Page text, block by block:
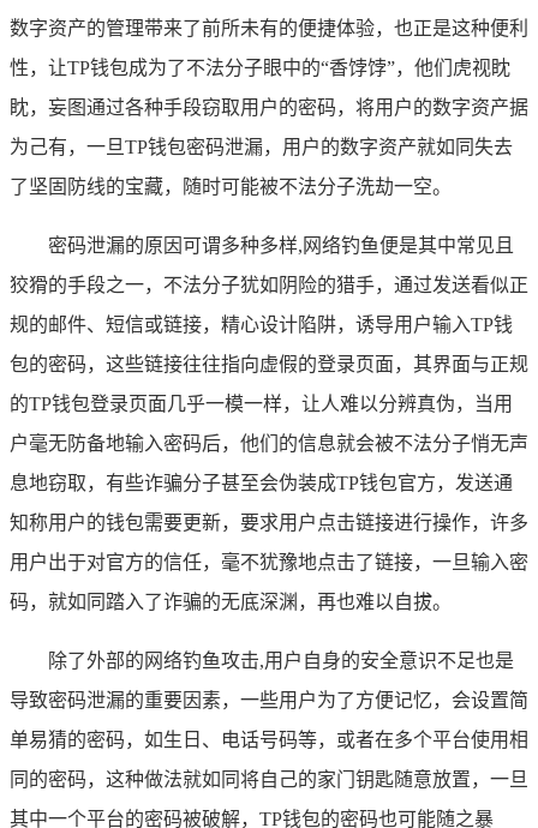
数字资产的管理带来了前所未有的便捷体验，也正是这种便利
性，让TP钱包成为了不法分子眼中的“香饽饽”，他们虎视眈
眈，妄图通过各种手段窃取用户的密码，将用户的数字资产据
为己有，一旦TP钱包密码泄漏，用户的数字资产就如同失去
了坚固防线的宝藏，随时可能被不法分子洗劫一空。
密码泄漏的原因可谓多种多样,网络钓鱼便是其中常见且
狡猾的手段之一，不法分子犹如阴险的猎手，通过发送看似正
规的邮件、短信或链接，精心设计陷阱，诱导用户输入TP钱
包的密码，这些链接往往指向虚假的登录页面，其界面与正规
的TP钱包登录页面几乎一模一样，让人难以分辨真伪，当用
户毫无防备地输入密码后，他们的信息就会被不法分子悄无声
息地窃取，有些诈骗分子甚至会伪装成TP钱包官方，发送通
知称用户的钱包需要更新，要求用户点击链接进行操作，许多
用户出于对官方的信任，毫不犹豫地点击了链接，一旦输入密
码，就如同踏入了诈骗的无底深渊，再也难以自拔。
除了外部的网络钓鱼攻击,用户自身的安全意识不足也是
导致密码泄漏的重要因素，一些用户为了方便记忆，会设置简
单易猜的密码，如生日、电话号码等，或者在多个平台使用相
同的密码，这种做法就如同将自己的家门钥匙随意放置，一旦
其中一个平台的密码被破解，TP钱包的密码也可能随之暴